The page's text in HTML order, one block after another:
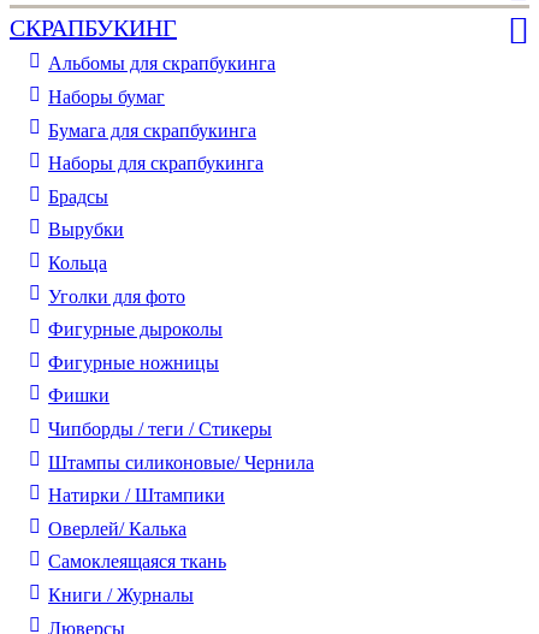
СКРАПБУКИНГ
Альбомы для скрапбукинга
Наборы бумаг
Бумага для скрапбукинга
Наборы для скрапбукинга
Брадсы
Вырубки
Кольца
Уголки для фото
Фигурные дыроколы
Фигурные ножницы
Фишки
Чипборды / теги / Стикеры
Штампы силиконовые/ Чернила
Натирки / Штампики
Оверлей/ Калька
Самоклеящаяся ткань
Книги / Журналы
Люверсы